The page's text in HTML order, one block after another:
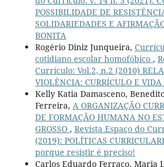
POSSIBILIDADE DE
SOLIDARIEDADES E
BONITA
Rogério Diniz Junqueira,
cotidiano escolar homofóbico ,
Currículo: Vol.2, n.2 (2010)
VIOLÊNCIA: CURRÍCULO E
Kelly Katia Damasceno,
Ferreira, A ORGANIZAÇÃO
DE FORMAÇÃO HUMANA NO
GROSSO , Revista Espaço do
(2019): POLÍTICAS
porque resistir é preciso!
Carlos Eduardo Ferraço, Maria